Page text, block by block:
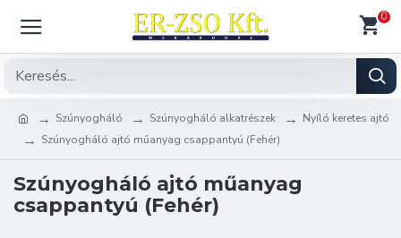
0
Szúnyogháló Szúnyogháló alkatrészek
Nyíló keretes ajtó
Szúnyogháló ajtó műanyag csappantyú (Fehér)
Szúnyogháló ajtó műanyag
csappantyú (Fehér)